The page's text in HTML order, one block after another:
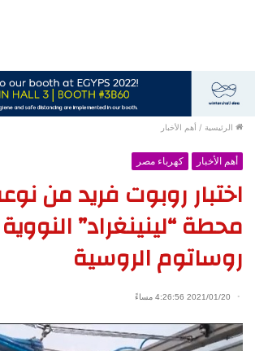
الرئيسية / أهم الأخبار
أهم الأخبار كهرباء مصر
اختبار روبوت فريد من
محطة “لينينغراد”
روساتوم الروسية
2021/01/20 4:26:56 مساءً